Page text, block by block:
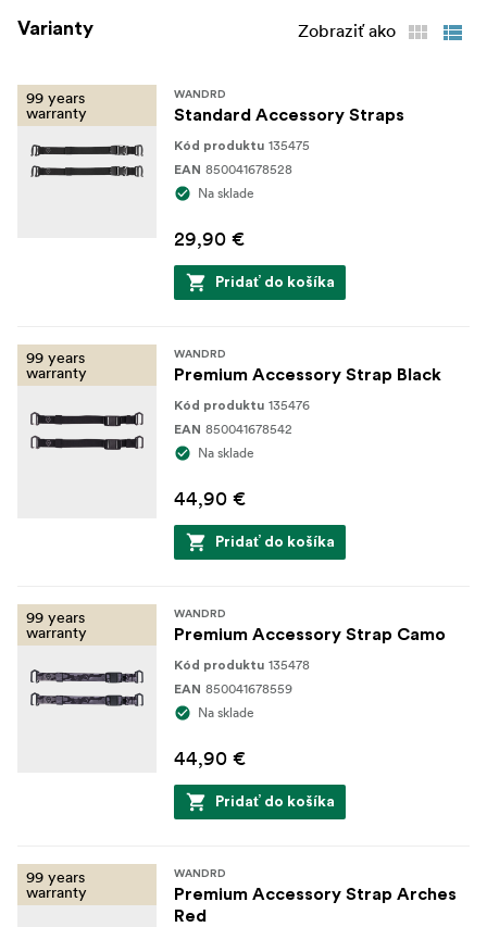
Varianty Zobraziť ako
99 years
warranty
WANDRD
Standard Accessory Straps
Kód produktu 135475
EAN 850041678528
Na sklade
29,90 €
Pridať do košíka
99 years
warranty
WANDRD
Premium Accessory Strap Black
Kód produktu 135476
EAN 850041678542
Na sklade
44,90 €
Pridať do košíka
99 years
warranty
WANDRD
Premium Accessory Strap Camo
Kód produktu 135478
EAN 850041678559
Na sklade
44,90 €
Pridať do košíka
99 years
warranty
WANDRD
Premium Accessory Strap Arches
Red